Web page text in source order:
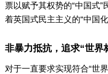
票以赋予其权势的“中国式
着英国式民主主义的“中国化
非暴力抵抗，追求“世界
对于一直要求实现符合“世